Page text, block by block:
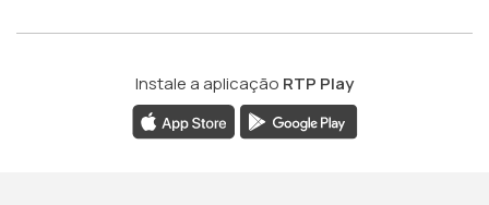
Instale a aplicação RTP Play